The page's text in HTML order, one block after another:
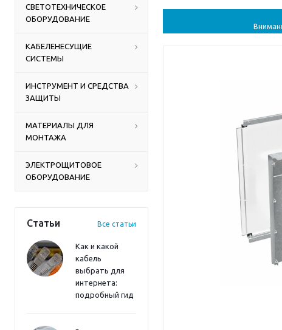
СВЕТОТЕХНИЧЕСКОЕ
ОБОРУДОВАНИЕ
КАБЕЛЕНЕСУЩИЕ
СИСТЕМЫ
ИНСТРУМЕНТ И СРЕДСТВА
ЗАЩИТЫ
МАТЕРИАЛЫ ДЛЯ
МОНТАЖА
ЭЛЕКТРОЩИТОВОЕ
ОБОРУДОВАНИЕ
Статьи Все статьи
Как и какой
кабель
выбрать для
интернета:
подробный гид